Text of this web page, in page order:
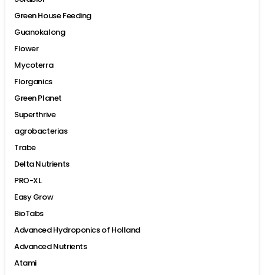
Green House Feeding
Guanokalong
Flower
Mycoterra
Florganics
Green Planet
Superthrive
agrobacterias
Trabe
Delta Nutrients
PRO-XL
Easy Grow
BioTabs
Advanced Hydroponics of Holland
Advanced Nutrients
Atami